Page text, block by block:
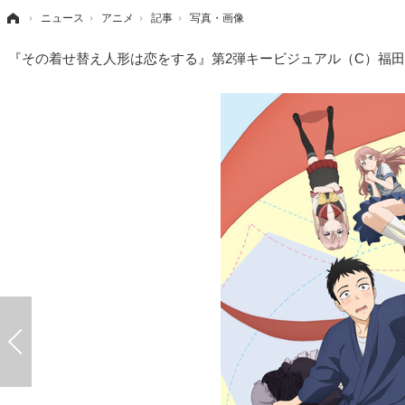
› ニュース › アニメ › 記事 › 写真・画像
『その着せ替え人形は恋をする』第2弾キービジュアル（C）福